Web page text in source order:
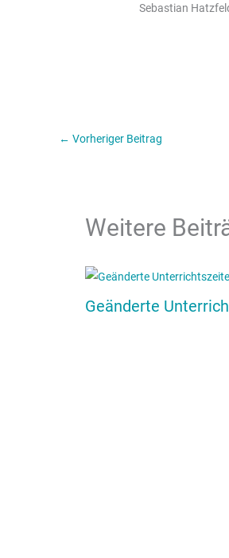
Sebastian
← Vorheriger Beitrag
Weitere
Geänderte